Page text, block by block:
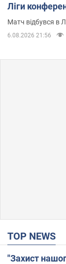
Ліги
Матч відбувся в
6.08.2026 21:56
TOP NEWS
"Захист